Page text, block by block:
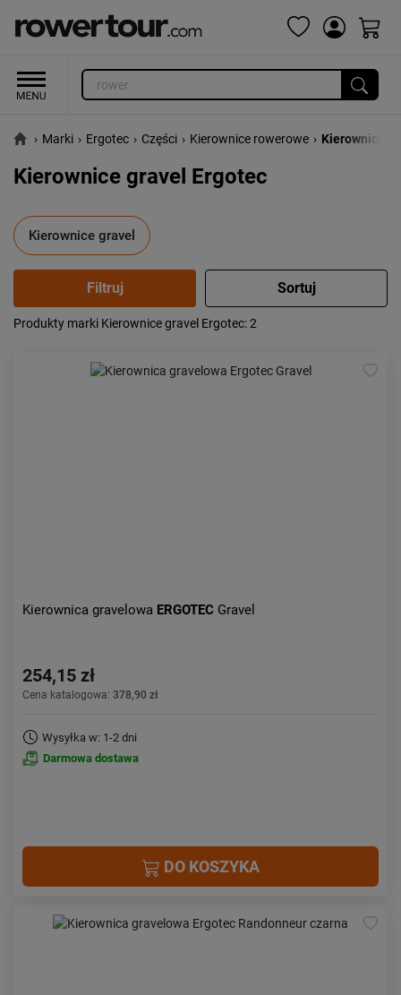
› Marki › Ergotec › Części › Kierownice rowerowe › Kierownice
Kierownice gravel Ergotec
Kierownice gravel
Popularność:
od najwyższej
Produkty marki Kierownice gravel Ergotec: 2
Kierownica gravelowa ERGOTEC Gravel
254,15 zł
Cena katalogowa: 378,90 zł
Wysyłka w: 1-2 dni
Darmowa dostawa
DO KOSZYKA